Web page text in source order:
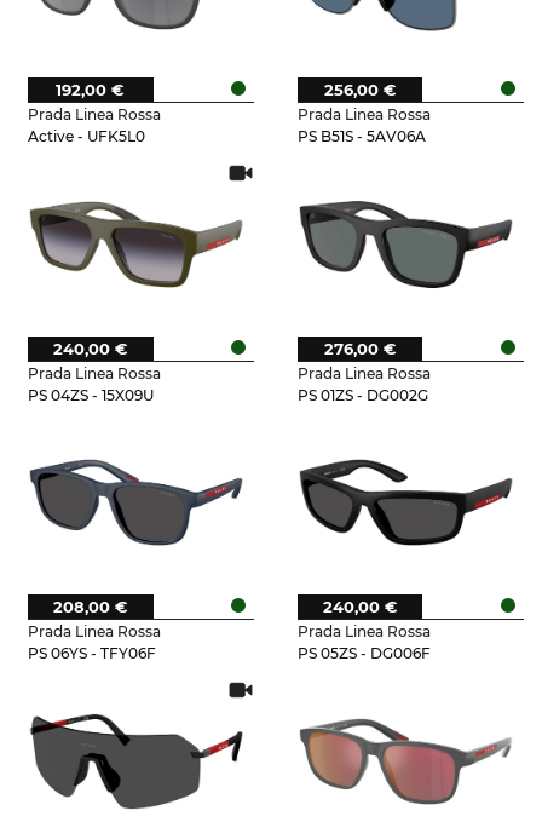
Prada Linea Rossa
Active - UFK5L0
192,00 €
Prada Linea Rossa
PS B51S - 5AV06A
256,00 €
Prada Linea Rossa
PS 04ZS - 15X09U
240,00 €
Prada Linea Rossa
PS 01ZS - DG002G
276,00 €
Prada Linea Rossa
PS 06YS - TFY06F
208,00 €
Prada Linea Rossa
PS 05ZS - DG006F
240,00 €